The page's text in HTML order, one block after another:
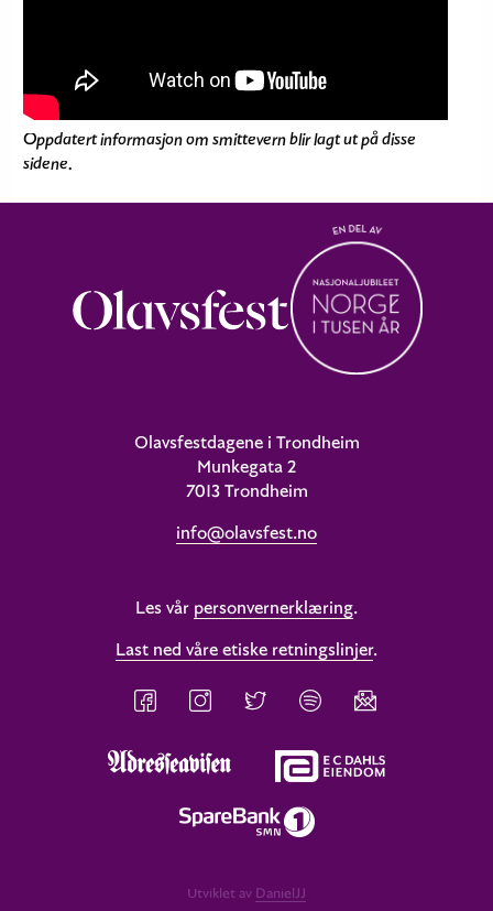
Oppdatert informasjon om smittevern blir lagt ut på disse
sidene.
Olavsfestdagene i Trondheim
Munkegata 2
7013 Trondheim
info@olavsfest.no
Les vår personvernerklæring.
Last ned våre etiske retningslinjer.
Utviklet av DanielJJ